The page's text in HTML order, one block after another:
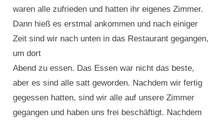
waren alle zufrieden und hatten ihr eigenes Zimmer.
Dann hieß es erstmal ankommen und nach einiger
Zeit sind wir nach unten in das Restaurant gegangen,
um dort
Abend zu essen. Das Essen war nicht das beste,
aber es sind alle satt geworden. Nachdem wir fertig
gegessen hatten, sind wir alle auf unsere Zimmer
gegangen und haben uns frei beschäftigt. Nachdem